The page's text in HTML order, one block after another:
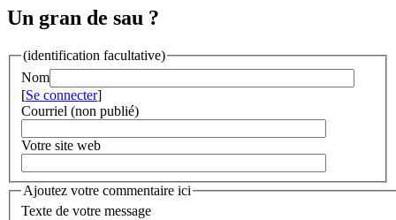
Un gran de sau ?
(identification facultative)
Nom
[Se connecter]
Courriel (non publié)
Votre site web
Ajoutez votre commentaire ici
Texte de votre message